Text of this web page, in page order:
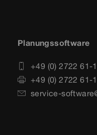
Planungssoftware
+49 (0) 2722 61-
+49 (0) 2722 61-
service-